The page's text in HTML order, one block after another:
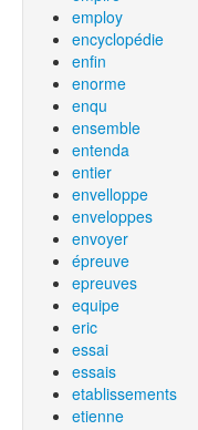
employ
encyclopédie
enfin
enorme
enqu
ensemble
entenda
entier
envelloppe
enveloppes
envoyer
épreuve
epreuves
equipe
eric
essai
essais
etablissements
etienne